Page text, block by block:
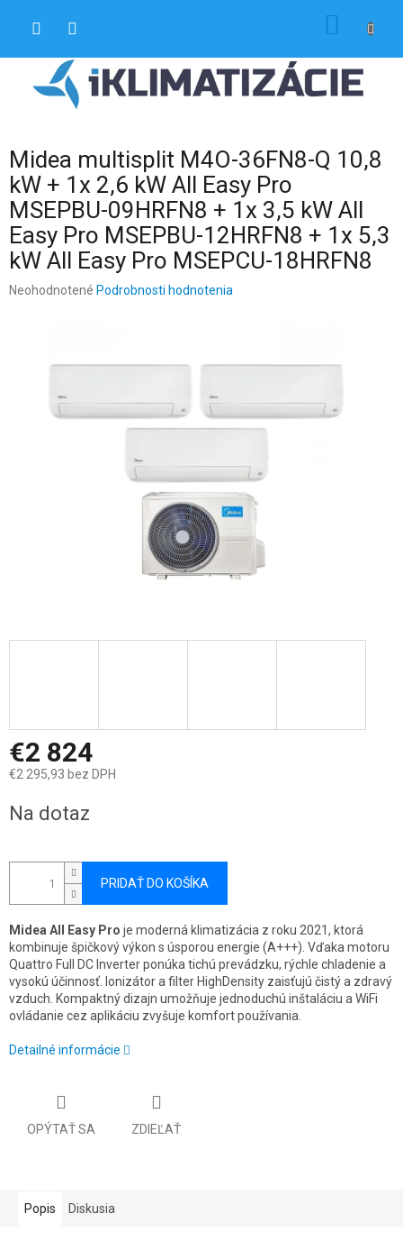
Midea multisplit M4O-36FN8-Q 10,8
kW + 1x 2,6 kW All Easy Pro
MSEPBU-09HRFN8 + 1x 3,5 kW All
Easy Pro MSEPBU-12HRFN8 + 1x 5,3
kW All Easy Pro MSEPCU-18HRFN8
Priemerné
hviezdičiek.
Neohodnotené Podrobnosti hodnotenia
€2 824
€2 295,93 bez DPH
cena:
Na dotaz
PRIDAŤ DO KOŠÍKA
Midea All Easy Pro je moderná klimatizácia z roku 2021, ktorá
kombinuje špičkový výkon s úsporou energie (A+++). Vďaka motoru
Quattro Full DC Inverter ponúka tichú prevádzku, rýchle chladenie a
vysokú účinnosť. Ionizátor a filter HighDensity zaisťujú čistý a zdravý
vzduch. Kompaktný dizajn umožňuje jednoduchú inštaláciu a WiFi
ovládanie cez aplikáciu zvyšuje komfort používania.
Detailné informácie
OPÝTAŤ SA ZDIEĽAŤ
Popis Diskusia